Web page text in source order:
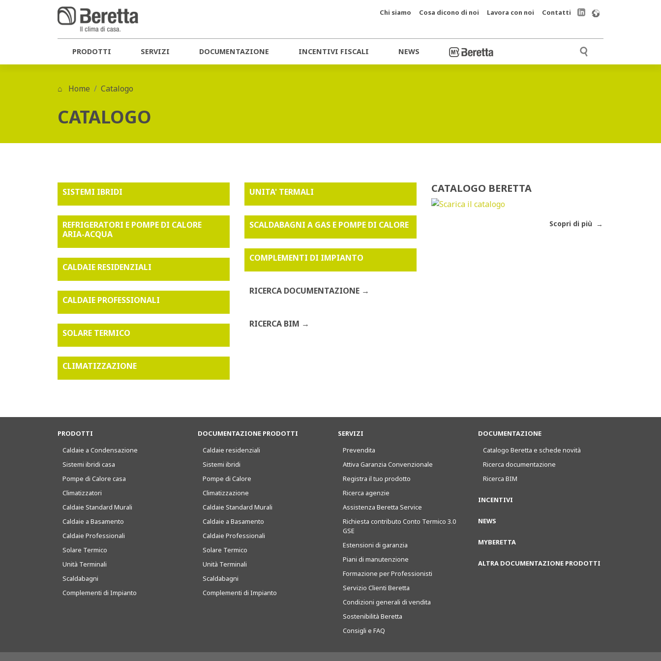
PRODOTTI SERVIZI DOCUMENTAZIONE INCENTIVI FISCALI NEWS
Chi siamo Cosa dicono di noi Lavora con noi Contatti
Home Catalogo
CATALOGO
SISTEMI IBRIDI
REFRIGERATORI E POMPE DI CALORE
ARIA-ACQUA
CALDAIE RESIDENZIALI
CALDAIE PROFESSIONALI
SOLARE TERMICO
CLIMATIZZAZIONE
UNITA' TERMALI
SCALDABAGNI A GAS E POMPE DI CALORE
COMPLEMENTI DI IMPIANTO
RICERCA DOCUMENTAZIONE
RICERCA BIM
CATALOGO BERETTA
Scopri di più
PRODOTTI
Caldaie a Condensazione
Sistemi ibridi casa
Pompe di Calore casa
Climatizzatori
Caldaie Standard Murali
Caldaie a Basamento
Caldaie Professionali
Solare Termico
Unità Terminali
Scaldabagni
Complementi di Impianto
DOCUMENTAZIONE PRODOTTI
Caldaie residenziali
Sistemi ibridi
Pompe di Calore
Climatizzazione
Caldaie Standard Murali
Caldaie a Basamento
Caldaie Professionali
Solare Termico
Unità Terminali
Scaldabagni
Complementi di Impianto
SERVIZI
Prevendita
Attiva Garanzia Convenzionale
Registra il tuo prodotto
Ricerca agenzie
Assistenza Beretta Service
Richiesta contributo Conto Termico 3.0
GSE
Estensioni di garanzia
Piani di manutenzione
Formazione per Professionisti
Servizio Clienti Beretta
Condizioni generali di vendita
Sostenibilità Beretta
Consigli e FAQ
DOCUMENTAZIONE
Catalogo Beretta e schede novità
Ricerca documentazione
Ricerca BIM
INCENTIVI
NEWS
MYBERETTA
ALTRA DOCUMENTAZIONE PRODOTTI